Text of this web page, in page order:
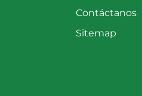
Contáctanos
Sitemap